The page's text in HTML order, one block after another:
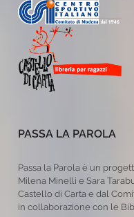
PASSA LA PAROLA
Passa la Parola è un
Milena Minelli e Sara
Castello di Carta e dal
in collaborazione con le